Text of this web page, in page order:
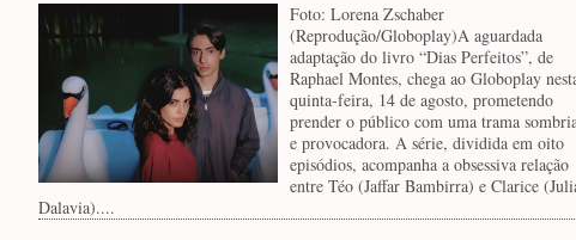
Foto: Lorena Zschaber
(Reprodução/Globoplay)A aguardada
adaptação do livro “Dias Perfeitos”, de
Raphael Montes, chega ao Globoplay
quinta-feira, 14 de agosto, prometendo
prender o público com uma trama
e provocadora. A série, dividida em oito
episódios, acompanha a obsessiva relação
entre Téo (Jaffar Bambirra) e Clarice
Dalavia)....